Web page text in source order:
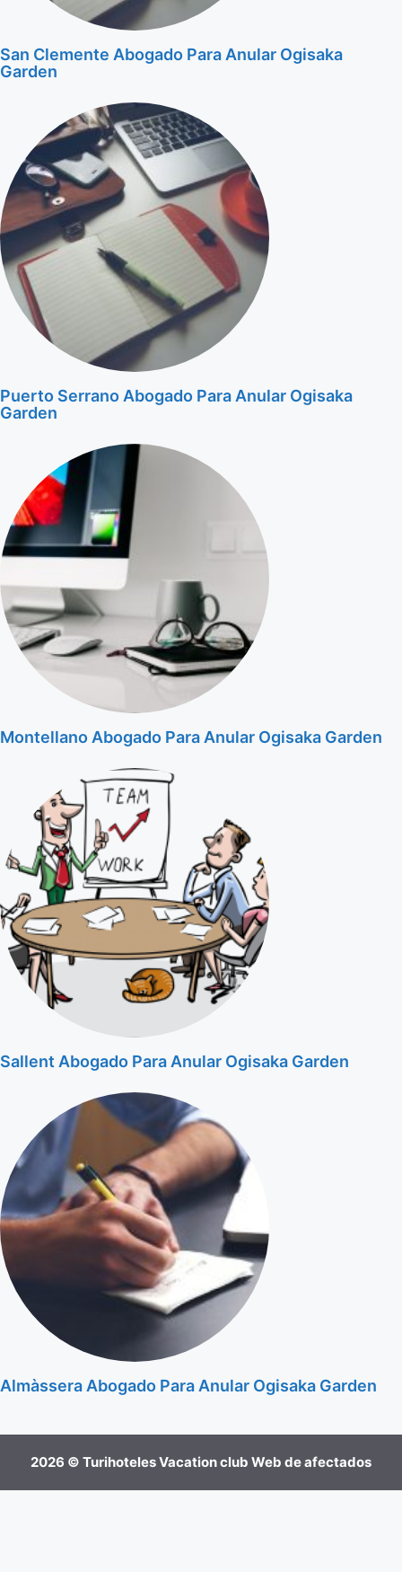
San Clemente Abogado Para Anular Ogisaka
Garden
Puerto Serrano Abogado Para Anular Ogisaka
Garden
Montellano Abogado Para Anular Ogisaka Garden
Sallent Abogado Para Anular Ogisaka Garden
Almàssera Abogado Para Anular Ogisaka Garden
2026 © Turihoteles Vacation club Web de afectados